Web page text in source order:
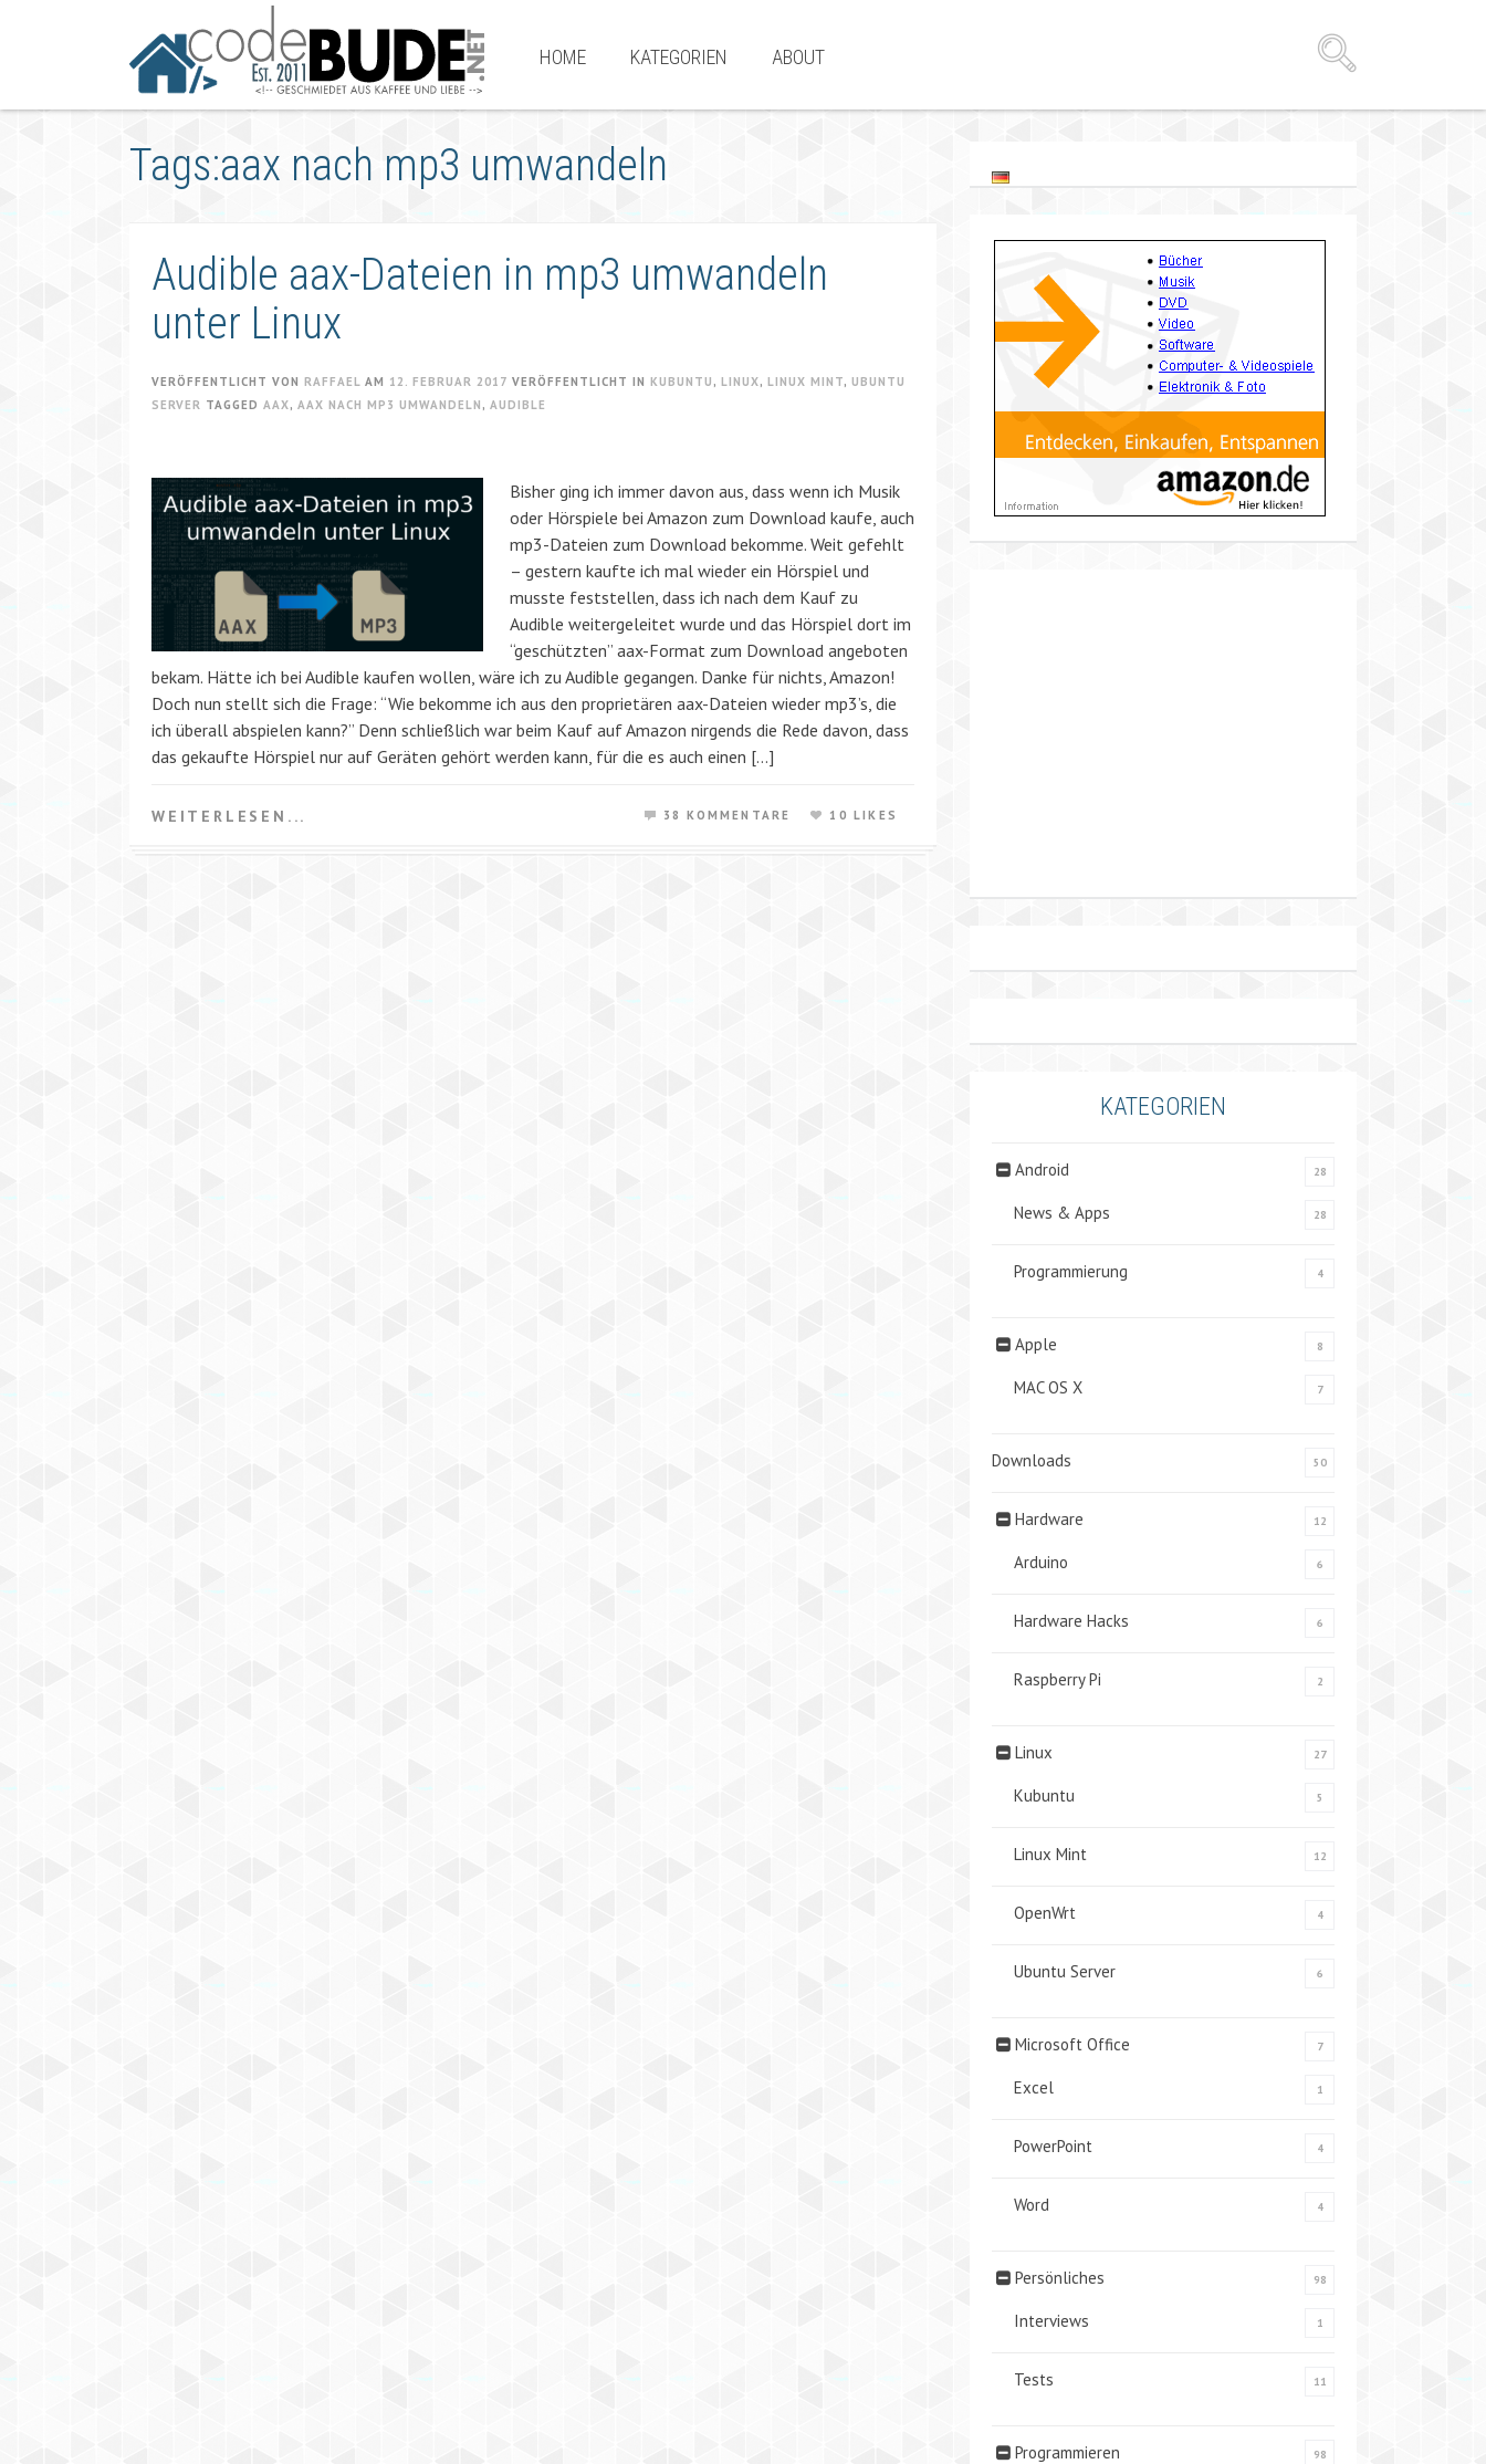
HOME KATEGORIEN ABOUT
Tags:aax nach mp3 umwandeln
Audible aax-Dateien in mp3 umwandeln
unter Linux
VERÖFFENTLICHT VON RAFFAEL AM 12. FEBRUAR 2017 VERÖFFENTLICHT IN KUBUNTU , LINUX, LINUX MINT, UBUNTU
SERVER TAGGED AAX, AAX NACH MP3 UMWANDELN , AUDIBLE
Bisher ging ich immer davon aus, dass wenn ich Musik
oder Hörspiele bei Amazon zum Download kaufe, auch
mp3-Dateien zum Download bekomme. Weit gefehlt
– gestern kaufte ich mal wieder ein Hörspiel und
musste feststellen, dass ich nach dem Kauf zu
Audible weitergeleitet wurde und das Hörspiel dort im
“geschützten” aax-Format zum Download angeboten
bekam. Hätte ich bei Audible kaufen wollen, wäre ich zu Audible gegangen. Danke für nichts, Amazon!
Doch nun stellt sich die Frage: “Wie bekomme ich aus den proprietären aax-Dateien wieder mp3’s, die
ich überall abspielen kann?” Denn schließlich war beim Kauf auf Amazon nirgends die Rede davon, dass
das gekaufte Hörspiel nur auf Geräten gehört werden kann, für die es auch einen […]
WEITERLESEN... 38 KOMMENTARE 10 LIKES
KATEGORIEN
Android 28
News & Apps 28
Programmierung 4
Apple 8
MAC OS X 7
Downloads 50
Hardware 12
Arduino 6
Hardware Hacks 6
Raspberry Pi 2
Linux 27
Kubuntu 5
Linux Mint 12
OpenWrt 4
Ubuntu Server 6
Microsoft Office 7
Excel 1
PowerPoint 4
Word 4
Persönliches 98
Interviews 1
Tests 11
Programmieren 98